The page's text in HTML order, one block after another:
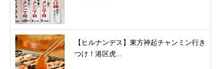
【ヒルナンデス】東方神起チャンミン行き
つけ！港区虎...